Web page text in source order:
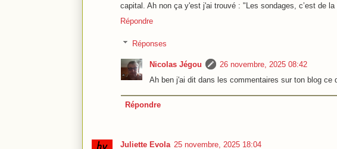
capital. Ah non ça y'est j'ai trouvé : "Les sondages, c’est de
Répondre
Réponses
Nicolas Jégou
26 novembre, 2025 08:42
Ah ben j'ai dit dans les commentaires sur ton blog ce
Répondre
Juliette Evola 25 novembre, 2025 18:04